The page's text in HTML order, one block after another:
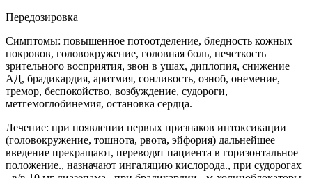
Передозировка
Симптомы: повышенное потоотделение, бледность кожных
покровов, головокружение, головная боль, нечеткость
зрительного восприятия, звон в ушах, диплопия, снижение
АД, брадикардия, аритмия, сонливость, озноб, онемение,
тремор, беспокойство, возбуждение, судороги,
метгемоглобинемия, остановка сердца.
Лечение: при появлении первых признаков интоксикации
(головокружение, тошнота, рвота, эйфория) дальнейшее
введение прекращают, переводят пациента в горизонтальное
положение., назначают ингаляцию кислорода., при судорогах